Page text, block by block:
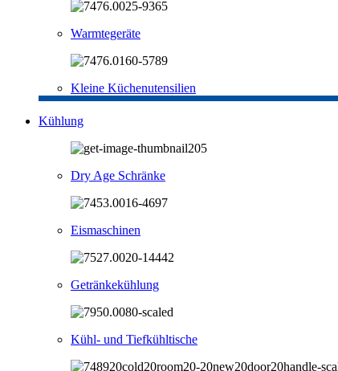
Warmtegeräte
Kleine Küchenutensilien
Kühlung
Dry Age Schränke
Eismaschinen
Getränkekühlung
Kühl- und Tiefkühltische